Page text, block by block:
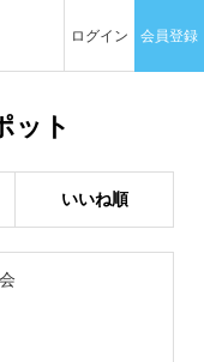
ログイン 会員登録
ット
いいね順